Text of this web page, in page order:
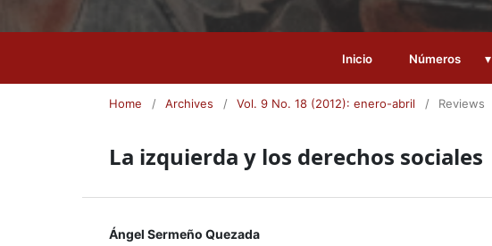
Inicio Números ▾
Home / Archives / Vol. 9 No. 18 (2012): enero-abril / Reviews
La izquierda y los derechos sociales
Ángel Sermeño Quezada